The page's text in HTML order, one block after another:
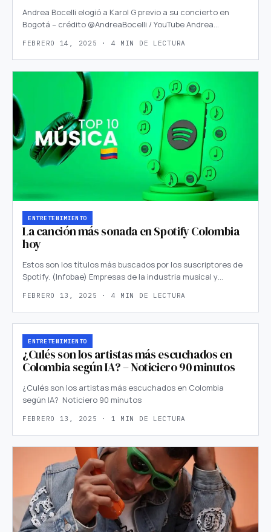
Andrea Bocelli elogió a Karol G previo a su concierto en
Bogotá – crédito @AndreaBocelli / YouTube Andrea…
FEBRERO 14, 2025 · 4 MIN DE LECTURA
ENTRETENIMIENTO
La canción más sonada en Spotify Colombia
hoy
Estos son los títulos más buscados por los suscriptores de
Spotify. (Infobae) Empresas de la industria musical y…
FEBRERO 13, 2025 · 4 MIN DE LECTURA
ENTRETENIMIENTO
¿Culés son los artistas más escuchados en
Colombia según IA? – Noticiero 90 minutos
¿Culés son los artistas más escuchados en Colombia
según IA? Noticiero 90 minutos
FEBRERO 13, 2025 · 1 MIN DE LECTURA